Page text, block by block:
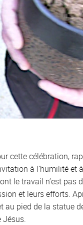
cette célébration,
à l’humilité et
le travail n’est pas
et leurs efforts.
pied de la statue
Jésus.